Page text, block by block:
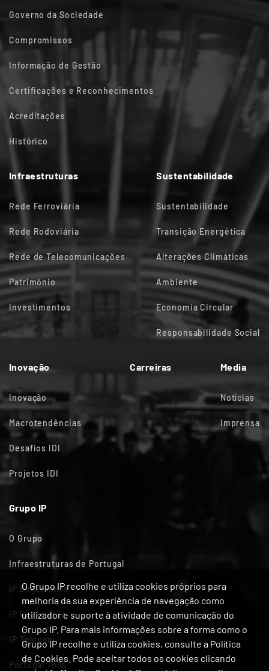
O Grupo IP recolhe e utiliza cookies próprios para
melhoria da sua experiência de navegação como
utilizador e suporte à atividade de comunicação do
Grupo IP. Para mais informações sobre a forma como o
Grupo IP recolhe e utiliza cookies, consulte a Política
de Cookies. Pode aceitar todos os cookies clicando
Governo da Sociedade
Compromissos
Informação de Gestão
Certificações e Reconhecimentos
Acreditações
Histórico
Infraestruturas
Rede Ferroviária
Rede Rodoviária
Rede de Telecomunicações
Património
Investimentos
Sustentabilidade
Sustentabilidade
Transição Energética
Alterações Climáticas
Ambiente
Economia Circular
Responsabilidade Social
Inovação
Inovação
Macrotendências
Desafios IDI
Projetos IDI
Carreiras Media
Notícias
Imprensa
Grupo IP
O Grupo
Infraestruturas de Portugal
IP Engenharia
IP Património
IP Telecom
Portugal Tolls